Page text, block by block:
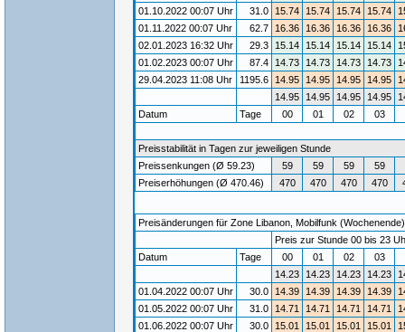
01.10.2022 00:07 Uhr
31.0 15.74 15.74 15.74 15.74
01.11.2022 00:07 Uhr
62.7 16.36 16.36 16.36 16.36
02.01.2023 16:32 Uhr
29.3 15.14 15.14 15.14 15.14
01.02.2023 00:07 Uhr
87.4 14.73 14.73 14.73 14.73
29.04.2023 11:08 Uhr
1195.6 14.95 14.95 14.95 14.95
14.95
14.95 14.95 14.95
Datum
Tage 00 01 02 03
Preisstabilität in Tagen zur jeweiligen Stunde
Preissenkungen (Ø 59.23)
59 59 59 59
Preiserhöhungen (Ø 470.46)
470 470 470 470
Preisänderungen für Zone Libanon, Mobilfunk
Preis zur Stunde 00 bis 23
Datum
Tage 00 01 02 03
14.23
14.23 14.23 14.23
01.04.2022 00:07 Uhr
30.0 14.39 14.39 14.39 14.39
01.05.2022 00:07 Uhr
31.0 14.71 14.71 14.71 14.71
01.06.2022 00:07 Uhr
30.0 15.01 15.01 15.01 15.01